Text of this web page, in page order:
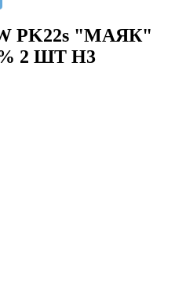
PK22s "МАЯК"
2 ШТ H3